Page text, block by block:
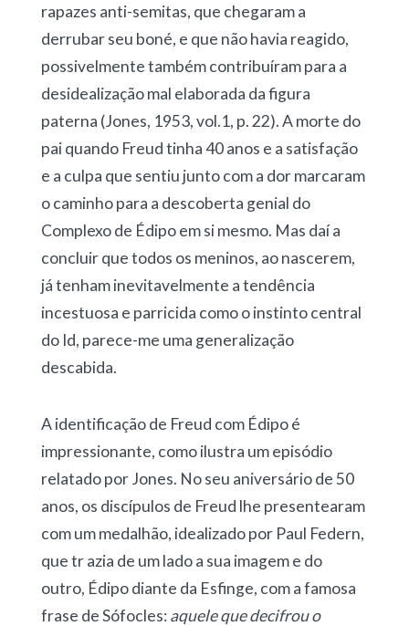
rapazes anti-semitas, que chegaram a
derrubar seu boné, e que não havia reagido,
possivelmente também contribuíram para a
desidealização mal elaborada da figura
paterna (Jones, 1953, vol.1, p. 22). A morte do
pai quando Freud tinha 40 anos e a satisfação
e a culpa que sentiu junto com a dor marcaram
o caminho para a descoberta genial do
Complexo de Édipo em si mesmo. Mas daí a
concluir que todos os meninos, ao nascerem,
já tenham inevitavelmente a tendência
incestuosa e parricida como o instinto central
do Id, parece-me uma generalização
descabida.
A identificação de Freud com Édipo é
impressionante, como ilustra um episódio
relatado por Jones. No seu aniversário de 50
anos, os discípulos de Freud lhe presentearam
com um medalhão, idealizado por Paul Federn,
que tr azia de um lado a sua imagem e do
outro, Édipo diante da Esfinge, com a famosa
frase de Sófocles:aquele que decifrou o